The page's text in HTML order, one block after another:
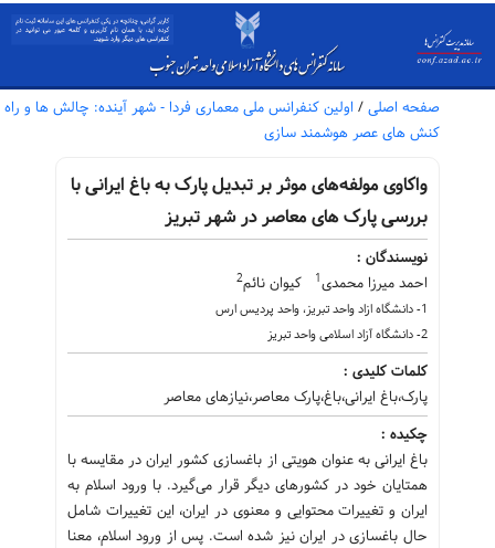
صفحه اصلی / اولین کنفرانس ملی معماری فردا - شهر آینده: چالش ها و راه
کنش های عصر هوشمند سازی
واکاوی مولفه‌های موثر بر تبدیل پارک به باغ ایرانی با
بررسی پارک های معاصر در شهر تبریز
نویسندگان :
احمد میرزا محمدی1 کیوان نائم2
1- دانشگاه ازاد واحد تبریز، واحد پردیس ارس
2- دانشگاه آزاد اسلامی واحد تبریز
کلمات کلیدی :
پارک،باغ ایرانی،باغ،پارک معاصر،نیازهای معاصر
چکیده :
باغ ایرانی به عنوان هویتی از باغسازی کشور ایران در مقایسه با
همتایان خود در کشورهای دیگر قرار می‌گیرد. با ورود اسلام به
ایران و تغییرات محتوایی و معنوی در ایران، این تغییرات شامل
حال باغسازی در ایران نیز شده است. پس از ورود اسلام، معنا